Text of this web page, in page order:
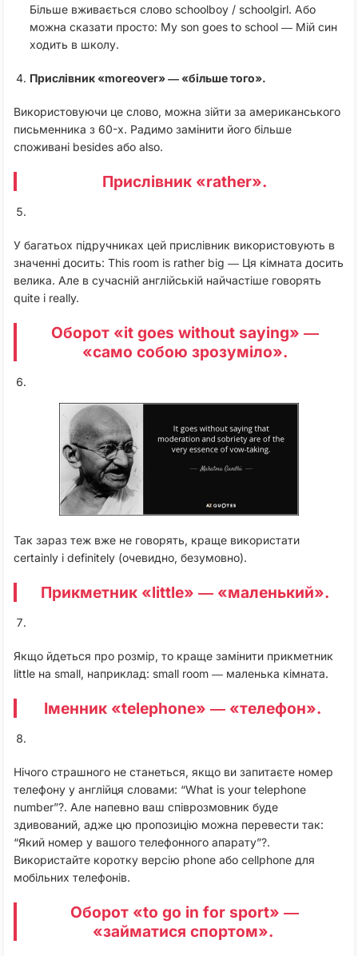
Більше вживається слово schoolboy / schoolgirl. Або
можна сказати просто: My son goes to school ― Мій син
ходить в школу.
Прислівник «moreover» ― «більше того».
Використовуючи це слово, можна зійти за американського
письменника з 60-х. Радимо замінити його більше
споживані besides або also.
Прислівник «rather».
У багатьох підручниках цей прислівник використовують в
значенні досить: This room is rather big ― Ця кімната досить
велика. Але в сучасній англійській найчастіше говорять
quite і really.
Оборот «it goes without saying» ―
«само собою зрозуміло».
Так зараз теж вже не говорять, краще використати
certainly і definitely (очевидно, безумовно).
Прикметник «little» ― «маленький».
Якщо йдеться про розмір, то краще замінити прикметник
little на small, наприклад: small room ― маленька кімната.
Іменник «telephone» ― «телефон».
Нічого страшного не станеться, якщо ви запитаєте номер
телефону у англійця словами: “What is your telephone
number”?. Але напевно ваш співрозмовник буде
здивований, адже цю пропозицію можна перевести так:
“Який номер у вашого телефонного апарату”?.
Використайте коротку версію phone або cellphone для
мобільних телефонів.
Оборот «to go in for sport» ―
«займатися спортом».